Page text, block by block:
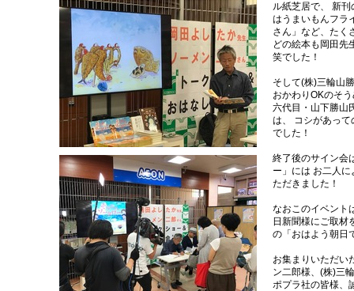
ル紙芝居で、 新
はうまいもんフラ
さん」など、たく
どの絵本も岡田先
笑でした！
そして(株)三輪山
おかわりOKのそ
六代目・山下勝山
は、 コシがあっ
でした！
終了後のサイン会
ー」には お二人
ただきました！
なおこのイベント
日新聞様にご取材
の「おはよう朝日
お集まりいただい
ン二郎様、(株)三
ポプラ社の皆様、